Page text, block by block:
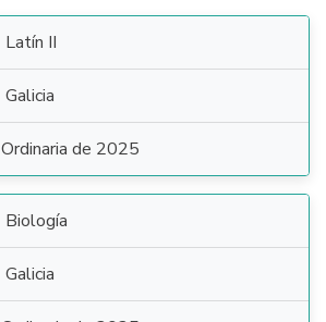
Latín II
Galicia
Ordinaria de 2025
Biología
Galicia